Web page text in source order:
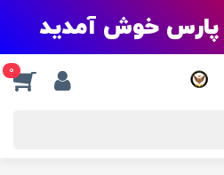
پارس خوش آمدید
0